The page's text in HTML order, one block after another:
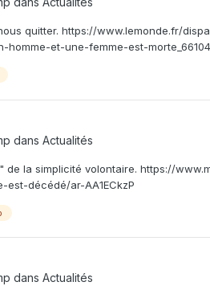
quitter. https://www.lemonde.fr/
et-une-femme-est-
dans Actualités
de la simplicité volontaire. https://
décédé/ar-AA1ECkzP
dans Actualités